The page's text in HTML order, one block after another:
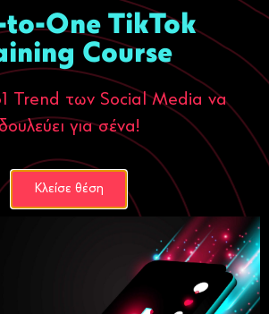
Ecommerce
χρήματα από τους Χάρτες;
2025
to-One TikTok
Course
Trend των Social Media να
για σένα!
Κλείσε θέση